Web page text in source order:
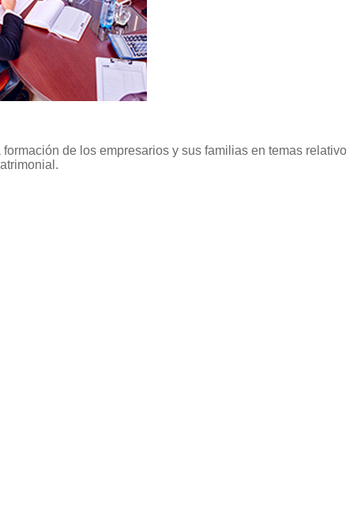
de los empresarios y sus familias en temas